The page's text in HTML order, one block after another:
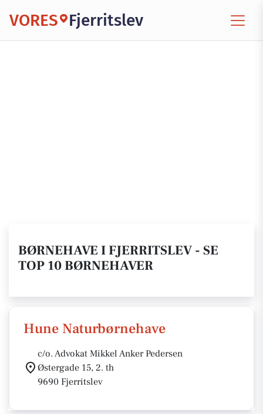
VORES Fjerritslev
BØRNEHAVE I FJERRITSLEV - SE
TOP 10 BØRNEHAVER
Hune Naturbørnehave
c/o. Advokat Mikkel Anker Pedersen
Østergade 15, 2. th
9690 Fjerritslev